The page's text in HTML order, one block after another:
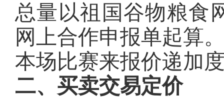
总量以祖国谷物粮食
网上合作申报单起算
本场比赛来报价递加
二、买卖交易定价